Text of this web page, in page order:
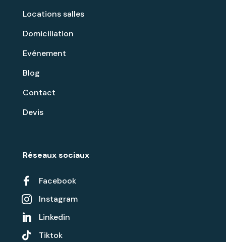
Réseaux sociaux
 Facebook
 Instagram

Linkedin

Tiktok
Locations salles
Domiciliation
Evénement
Blog
Contact
Devis